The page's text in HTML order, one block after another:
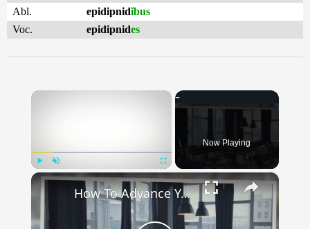
Abl.
epidipnidĭbus
Voc.
epidipnides
×
Play Unmute
Now Playing
×
How To Advance Your Career In Tech